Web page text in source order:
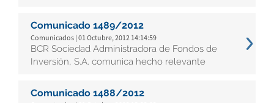
Comunicado 1489/2012
Comunicados | 01 Octubre, 2012 14:14:59
BCR Sociedad Administradora de Fondos de
Inversión, S.A. comunica hecho relevante
Comunicado 1488/2012